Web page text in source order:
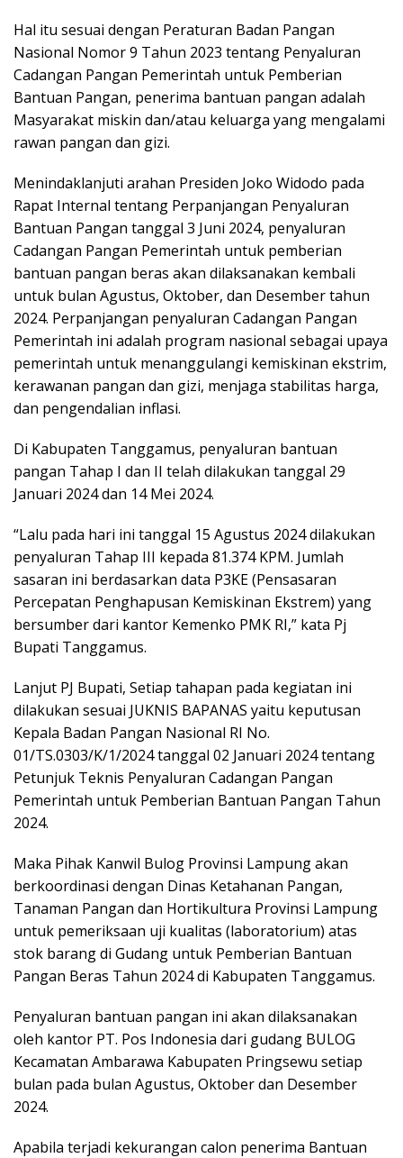
Hal itu sesuai dengan Peraturan Badan Pangan
Nasional Nomor 9 Tahun 2023 tentang Penyaluran
Cadangan Pangan Pemerintah untuk Pemberian
Bantuan Pangan, penerima bantuan pangan adalah
Masyarakat miskin dan/atau keluarga yang mengalami
rawan pangan dan gizi.
Menindaklanjuti arahan Presiden Joko Widodo pada
Rapat Internal tentang Perpanjangan Penyaluran
Bantuan Pangan tanggal 3 Juni 2024, penyaluran
Cadangan Pangan Pemerintah untuk pemberian
bantuan pangan beras akan dilaksanakan kembali
untuk bulan Agustus, Oktober, dan Desember tahun
2024. Perpanjangan penyaluran Cadangan Pangan
Pemerintah ini adalah program nasional sebagai upaya
pemerintah untuk menanggulangi kemiskinan ekstrim,
kerawanan pangan dan gizi, menjaga stabilitas harga,
dan pengendalian inflasi.
Di Kabupaten Tanggamus, penyaluran bantuan
pangan Tahap I dan II telah dilakukan tanggal 29
Januari 2024 dan 14 Mei 2024.
“Lalu pada hari ini tanggal 15 Agustus 2024 dilakukan
penyaluran Tahap III kepada 81.374 KPM. Jumlah
sasaran ini berdasarkan data P3KE (Pensasaran
Percepatan Penghapusan Kemiskinan Ekstrem) yang
bersumber dari kantor Kemenko PMK RI,” kata Pj
Bupati Tanggamus.
Lanjut PJ Bupati, Setiap tahapan pada kegiatan ini
dilakukan sesuai JUKNIS BAPANAS yaitu keputusan
Kepala Badan Pangan Nasional RI No.
01/TS.0303/K/1/2024 tanggal 02 Januari 2024 tentang
Petunjuk Teknis Penyaluran Cadangan Pangan
Pemerintah untuk Pemberian Bantuan Pangan Tahun
2024.
Maka Pihak Kanwil Bulog Provinsi Lampung akan
berkoordinasi dengan Dinas Ketahanan Pangan,
Tanaman Pangan dan Hortikultura Provinsi Lampung
untuk pemeriksaan uji kualitas (laboratorium) atas
stok barang di Gudang untuk Pemberian Bantuan
Pangan Beras Tahun 2024 di Kabupaten Tanggamus.
Penyaluran bantuan pangan ini akan dilaksanakan
oleh kantor PT. Pos Indonesia dari gudang BULOG
Kecamatan Ambarawa Kabupaten Pringsewu setiap
bulan pada bulan Agustus, Oktober dan Desember
2024.
Apabila terjadi kekurangan calon penerima Bantuan